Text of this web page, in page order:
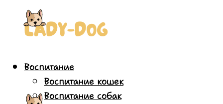
Воспитание
Воспитание кошек
Воспитание собак